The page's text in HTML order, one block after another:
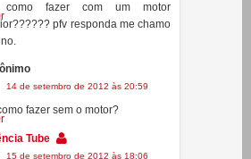
14 de setembro de 2012 às 20:54
fazer com um motor
pfv responda me chamo
como fazer sem o motor?